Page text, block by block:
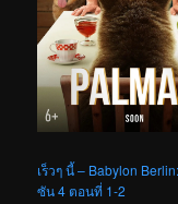
เร็วๆ นี้ – Babylon
ซัน 4 ตอนที่ 1-2